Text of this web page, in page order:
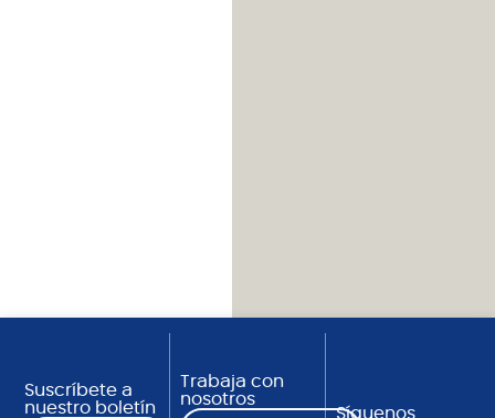
Suscríbete a
nuestro boletín
Trabaja con
nosotros
Síguenos